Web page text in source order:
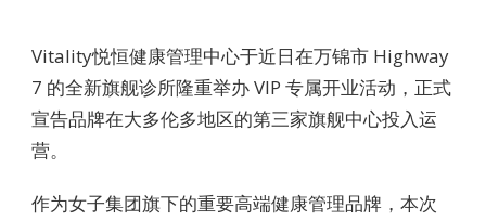
Vitality悦恒健康管理中心于近日在万锦市 Highway
7 的全新旗舰诊所隆重举办 VIP 专属开业活动，正式
宣告品牌在大多伦多地区的第三家旗舰中心投入运
营。
作为女子集团旗下的重要高端健康管理品牌，本次